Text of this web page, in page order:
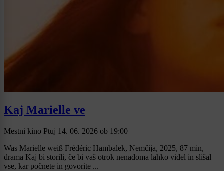
Kaj Marielle ve
Mestni kino Ptuj 14. 06. 2026 ob 19:00
Was Marielle weiß Frédéric Hambalek, Nemčija, 2025, 87 min,
drama Kaj bi storili, če bi vaš otrok nenadoma lahko videl in slišal
vse, kar počnete in govorite ...